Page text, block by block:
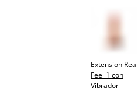
0.19 Kg
14 cm
Diámetro 4.6 cm
Extension Real
Feel 1 con
Vibrador